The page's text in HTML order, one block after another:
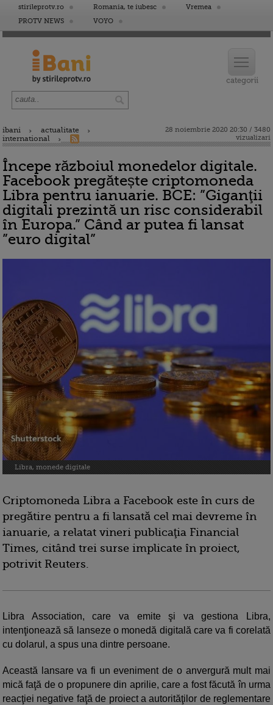
stirileprotv.ro Romania, te iubesc
Vremea
PROTV NEWS
VOYO
ibani
actualitate
international
28 noiembrie 2020 20:30 / 3480
vizualizari
Începe războiul monedelor digitale.
Facebook pregătește criptomoneda
Libra pentru ianuarie. BCE: ”Giganţii
digitali prezintă un risc considerabil
în Europa.” Când ar putea fi lansat
”euro digital”
Libra, monede digitale
Criptomoneda Libra a Facebook este în curs de
pregătire pentru a fi lansată cel mai devreme în
ianuarie, a relatat vineri publicaţia Financial
Times, citând trei surse implicate în proiect,
potrivit Reuters.
Libra Association, care va emite şi va gestiona Libra,
intenţionează să lanseze o monedă digitală care va fi corelată
cu dolarul, a spus una dintre persoane.
Această lansare va fi un eveniment de o anvergură mult mai
mică faţă de o propunere din aprilie, care a fost făcută în urma
reacţiei negative faţă de proiect a autorităţilor de reglementare